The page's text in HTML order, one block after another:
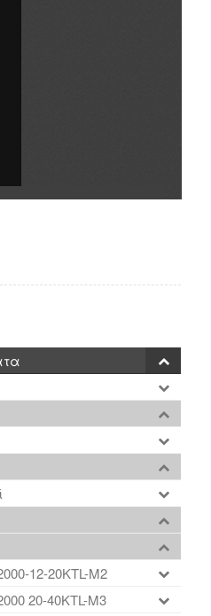
12-20KTL-M2
20-40KTL-M3